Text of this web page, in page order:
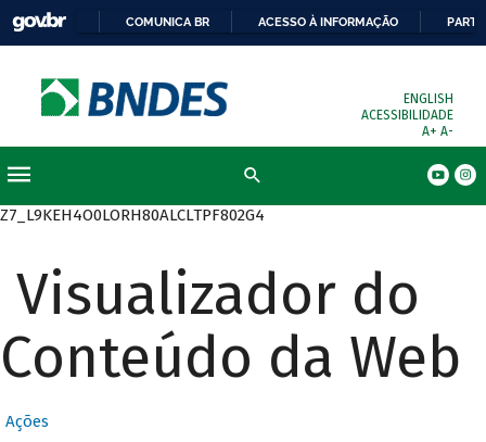
COMUNICA BR ACESSO À INFORMAÇÃO
ENGLISH
ACESSIBILIDADE
A+ A-
Z7_L9KEH4O0LORH80ALCLTPF802G4
Visualizador do
Conteúdo da Web
Ações